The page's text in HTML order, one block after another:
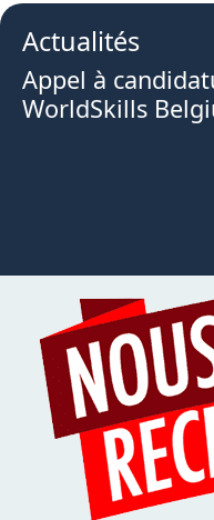
Actualités
Appel à
WorldSkills